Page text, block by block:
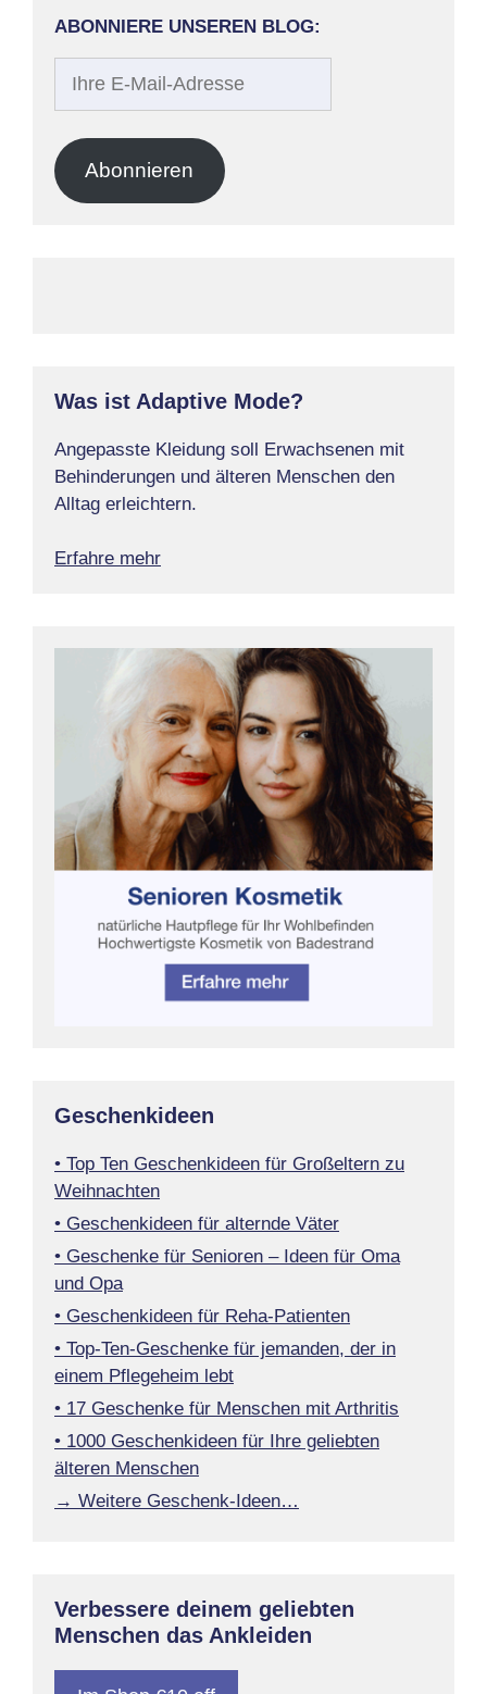
ABONNIERE UNSEREN BLOG:
Adresse
Abonnieren
Was ist Adaptive Mode?
Angepasste Kleidung soll Erwachsenen mit
Behinderungen und älteren Menschen den
Alltag erleichtern.
Erfahre mehr
Geschenkideen
• Top Ten Geschenkideen für Großeltern zu
Weihnachten
• Geschenkideen für alternde Väter
• Geschenke für Senioren – Ideen für Oma
und Opa
• Geschenkideen für Reha-Patienten
• Top-Ten-Geschenke für jemanden, der in
einem Pflegeheim lebt
• 17 Geschenke für Menschen mit Arthritis
• 1000 Geschenkideen für Ihre geliebten
älteren Menschen
→ Weitere Geschenk-Ideen…
Verbessere deinem geliebten
Menschen das Ankleiden